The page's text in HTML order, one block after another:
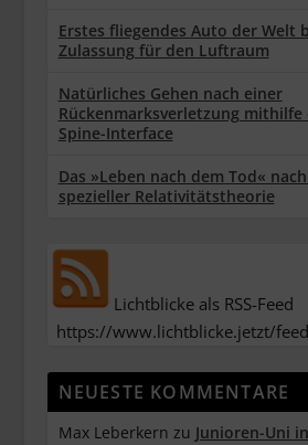
Erstes fliegendes Auto der Welt
Zulassung für den Luftraum
Natürliches Gehen nach einer
Rückenmarksverletzung mithilfe
Spine-Interface
Das »Leben nach dem Tod«
spezieller Relativitätstheorie
Lichtblicke als RSS-Feed
https://www.lichtblicke.jetzt/feed
NEUESTE KOMMENTARE
Max Leberkern zu Junioren-Uni